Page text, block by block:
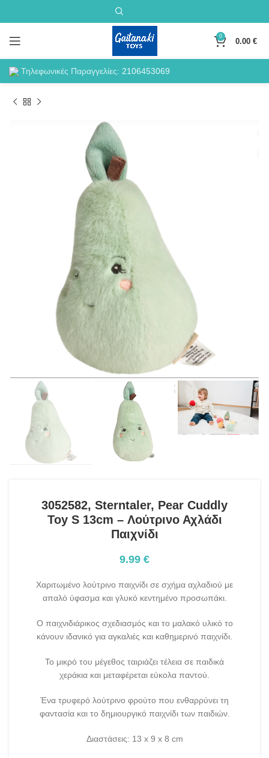
0
0.00 €
Τηλεφωνικές Παραγγελίες: 2106453069
3052582, Sterntaler, Pear Cuddly
Toy S 13cm – Λούτρινο Αχλάδι
Παιχνίδι
9.99 €
Χαριτωμένο λούτρινο παιχνίδι σε σχήμα αχλαδιού με
απαλό ύφασμα και γλυκό κεντημένο προσωπάκι.
Ο παιχνιδιάρικος σχεδιασμός και το μαλακό υλικό το
κάνουν ιδανικό για αγκαλιές και καθημερινό παιχνίδι.
Το μικρό του μέγεθος ταιριάζει τέλεια σε παιδικά
χεράκια και μεταφέρεται εύκολα παντού.
Ένα τρυφερό λούτρινο φρούτο που ενθαρρύνει τη
φαντασία και το δημιουργικό παιχνίδι των παιδιών.
Διαστάσεις: 13 x 9 x 8 cm